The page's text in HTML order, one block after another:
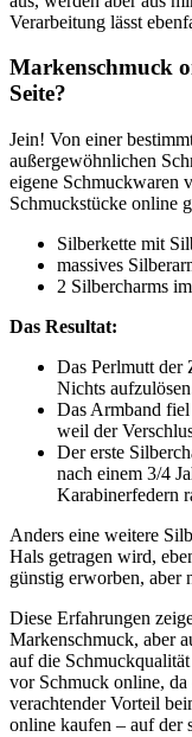
Verarbeitung lässt
Markenschmuck
Seite?
Jein! Von einer
außergewöhnlichen
eigene Schmuckwaren
Schmuckstücke online
Silberkette mit
massives
2 Silbercharms
Das Resultat:
Das Perlmutt der
Nichts
Das Armband
weil der
Der erste
nach einem 3/4
Karabinerfedern
Anders eine weitere
Hals getragen wird,
günstig erworben, aber
Diese Erfahrungen
Markenschmuck, aber
auf die
vor Schmuck online,
verachtender Vorteil
online kaufen – auf der